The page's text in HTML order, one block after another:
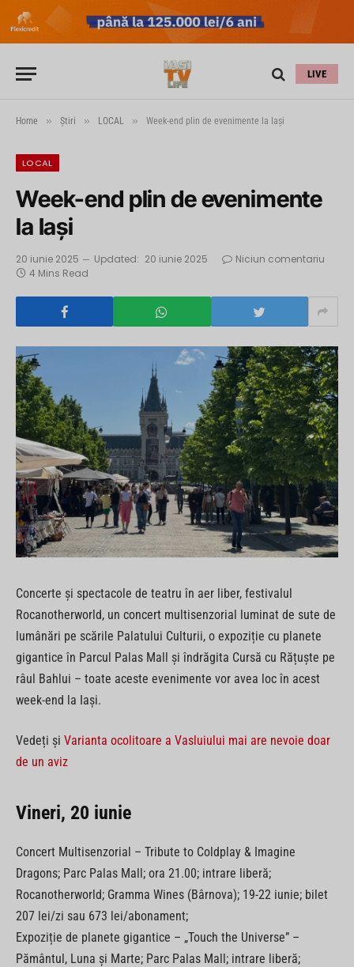
LIVE
Home » Știri » LOCAL » Week-end plin de evenimente la Iași
LOCAL
Week-end plin de evenimente
la Iași
20 iunie 2025 Updated: 20 iunie 2025
Niciun comentariu
4 Mins Read
Concerte și spectacole de teatru în aer liber, festivalul
Rocanotherworld, un concert multisenzorial luminat de sute de
lumânări pe scările Palatului Culturii, o expoziție cu planete
gigantice în Parcul Palas Mall și îndrăgita Cursă cu Rățuște pe
râul Bahlui – toate aceste evenimente vor avea loc în acest
week-end la Iași.
Vedeți și Varianta ocolitoare a Vasluiului mai are nevoie doar
de un aviz
Vineri, 20 iunie
Concert Multisenzorial – Tribute to Coldplay & Imagine
Dragons; Parc Palas Mall; ora 21.00; intrare liberă;
Rocanotherworld; Gramma Wines (Bârnova); 19-22 iunie; bilet
207 lei/zi sau 673 lei/abonament;
Expoziție de planete gigantice – „Touch the Universe” –
Pământul, Luna și Marte; Parc Palas Mall; intrare liberă;